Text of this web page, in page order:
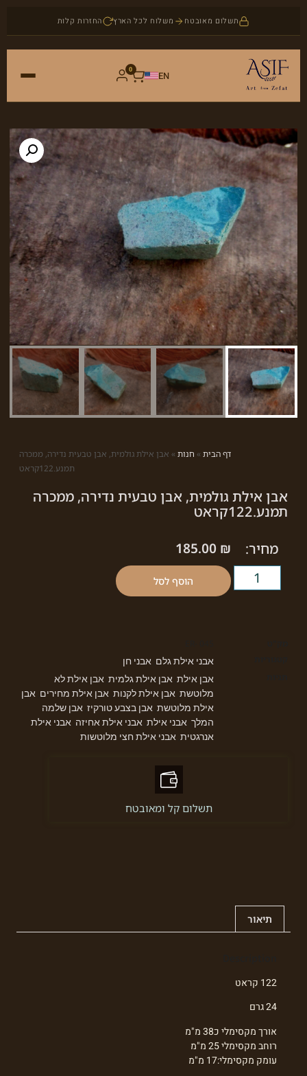
תשלום מאובטח משלוח לכל הארץ החזרות קלות
EN
0
חנות
אמנות
יודאיקה
תכשיטים
אבני חן
אודות
בלוג
צור קשר
דף הבית » חנות » אבן אילת גולמית, אבן טבעית נדירה, ממכרה
תמנע.122קראט
אבן אילת גולמית, אבן טבעית נדירה, ממכרה
תמנע.122קראט
מחיר:
185.00 ₪
הוסף לסל
אבני אילת גלם אבני חן
אבן אילת אבן אילת גלמית אבן אילת לא
מלוטשת אבן אילת לקנות אבן אילת מחירים אבן
אילת מלוטשת אבן בצבע טורקיז אבן שלמה
המלך אבני אילת אבני אילת אחיזה אבני אילת
אנרגטית אבני אילת חצי מלוטשות
תשלום קל ומאובטח
תיאור
122 קראט
24 גרם
אורך מקסימלי כ38 מ"מ
רוחב מקסימלי 25 מ"מ
עומק מקסימלי:17 מ"מ